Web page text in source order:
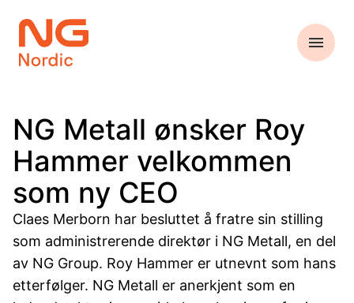
NG Metall ønsker Roy
Hammer velkommen
som ny CEO
Claes Merborn har besluttet å fratre sin stilling
som administrerende direktør i NG Metall, en del
av NG Group. Roy Hammer er utnevnt som hans
etterfølger. NG Metall er anerkjent som en